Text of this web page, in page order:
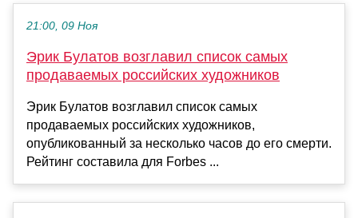
21:00, 09 Ноя
Эрик Булатов возглавил список самых
продаваемых российских художников
Эрик Булатов возглавил список самых
продаваемых российских художников,
опубликованный за несколько часов до его смерти.
Рейтинг составила для Forbes ...